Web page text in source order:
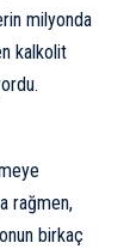
milyonda
kalkolit
rağmen,
birkaç